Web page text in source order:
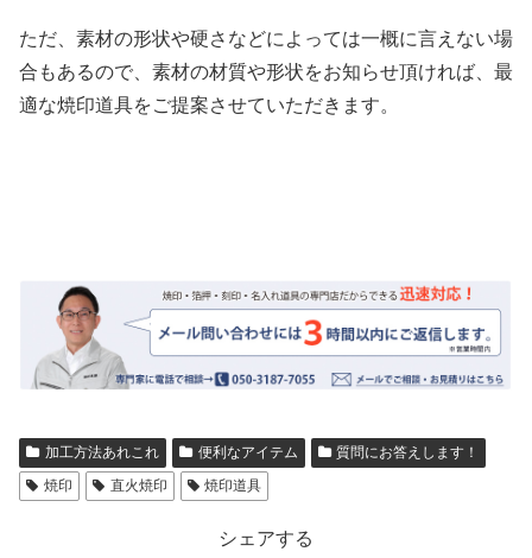
ただ、素材の形状や硬さなどによっては一概に言えない場
合もあるので、素材の材質や形状をお知らせ頂ければ、最
適な焼印道具をご提案させていただきます。
加工方法あれこれ 便利なアイテム
質問にお答えします！
焼印
直火焼印 焼印道具
シェアする